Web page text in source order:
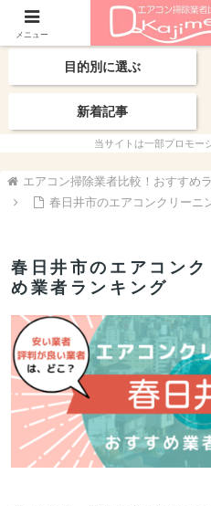
【最新】おすすめ業者
目的別に選ぶ
新着記事
当サイトは一部プロモー
エアコン掃除業者比較！おすすめ
春日井市のエアコンクリーニ
春日井市のエアコン
め業者ランキング
メニュー